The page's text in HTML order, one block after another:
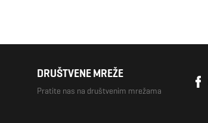
DRUŠTVENE MREŽE
Pratite nas na društvenim mrežama